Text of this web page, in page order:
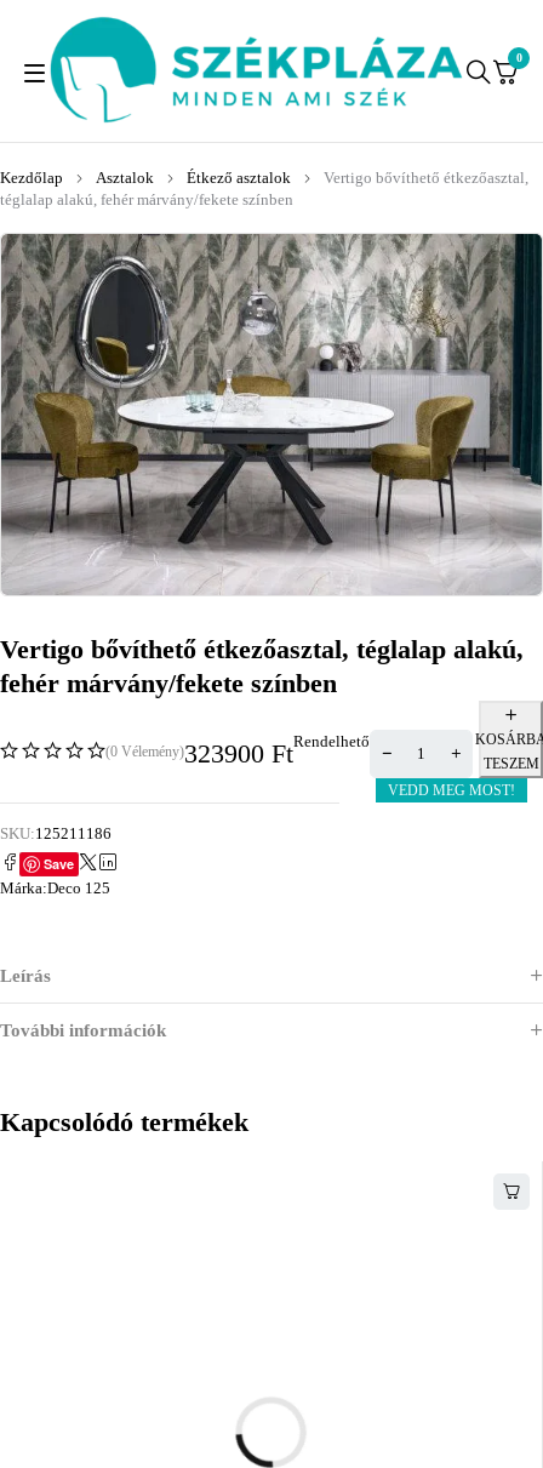
0
Kezdőlap Asztalok Étkező asztalok
Vertigo bővíthető étkezőasztal,
téglalap alakú, fehér márvány/fekete színben
Vertigo bővíthető étkezőasztal, téglalap alakú,
fehér márvány/fekete színben
(0 Vélemény)323900 FtRendelhető
TESZEM
VEDD MEG MOST!
SKU:125211186
Save
Márka:Deco 125
Leírás
További információk
Kapcsolódó termékek